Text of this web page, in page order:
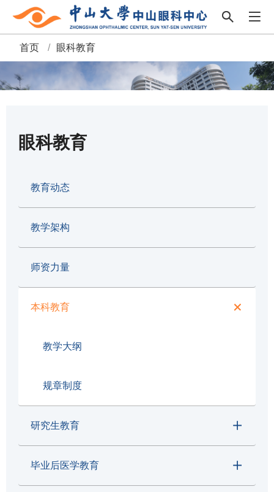
面
包
首页 / 眼科教育
眼科教育
教育动态
教学架构
师资力量
本科教育
教学大纲
规章制度
研究生教育
毕业后医学教育